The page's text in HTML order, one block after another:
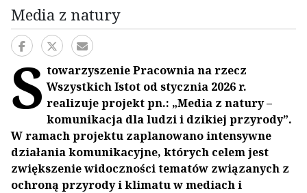
Media z natury
S towarzyszenie Pracownia na rzecz
Wszystkich Istot od stycznia 2026 r.
realizuje projekt pn.: „Media z natury –
komunikacja dla ludzi i dzikiej przyrody”.
W ramach projektu zaplanowano intensywne
działania komunikacyjne, których celem jest
zwiększenie widoczności tematów związanych z
ochroną przyrody i klimatu w mediach i